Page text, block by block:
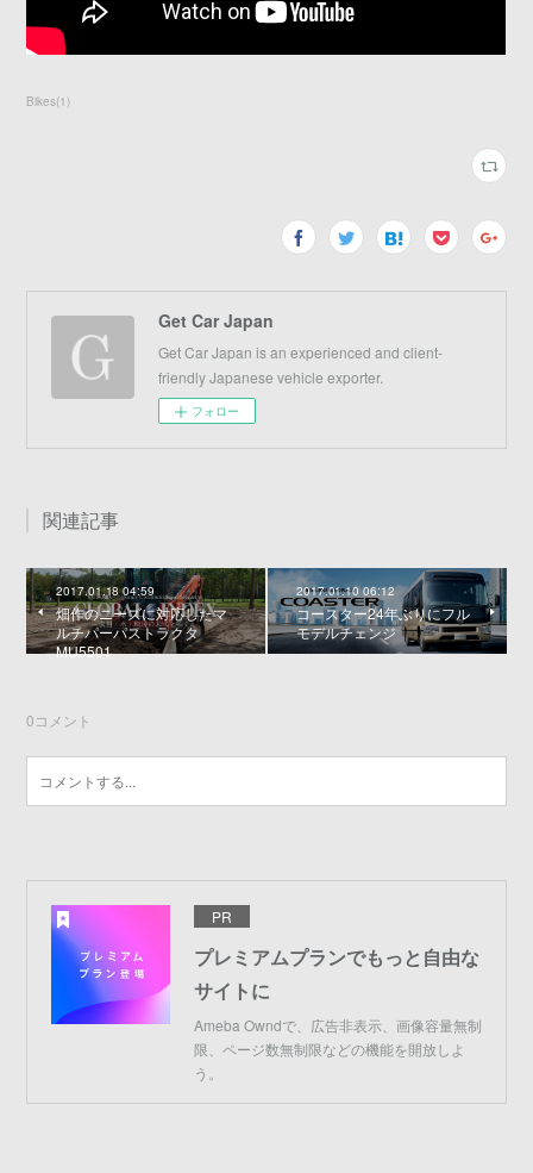
Bikes(1)
Get Car Japan
Get Car Japan is an experienced and client-
friendly Japanese vehicle exporter.
フォロー
関連記事
2017.01.18 04:59
畑作のニーズに対応したマ
ルチパーパストラクタ
MU5501
2017.01.10 06:12
コースター24年ぶりにフル
モデルチェンジ
0コメント
PR
プレミアムプランでもっと自由な
サイトに
Ameba Owndで、広告非表示、画像容量無制
限、ページ数無制限などの機能を開放しよ
う。